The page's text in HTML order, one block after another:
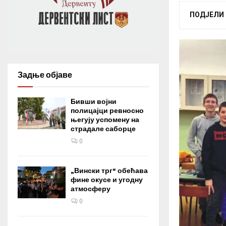
ПОДЈЕЛИ
Задње објаве
Бивши војни
полицајци ревносно
његују успомену на
страдале саборце
0
„Вински трг“ обећава
фине окусе и угодну
атмосферу
0